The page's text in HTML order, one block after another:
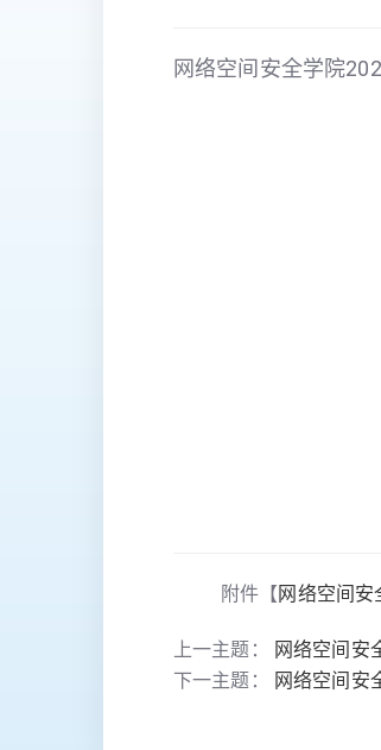
网络空间安全学院
附件【网络空间
上一主题：
网络空间安
下一主题：
网络空间安